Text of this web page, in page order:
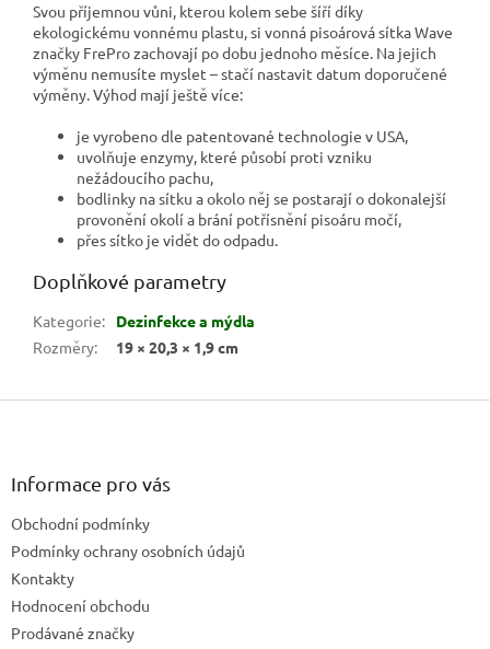
Svou příjemnou vůni, kterou kolem sebe šíří díky
ekologickému vonnému plastu, si vonná pisoárová sítka Wave
značky FrePro zachovají po dobu jednoho měsíce. Na jejich
výměnu nemusíte myslet – stačí nastavit datum doporučené
výměny. Výhod mají ještě více:
je vyrobeno dle patentované technologie v USA,
uvolňuje enzymy, které působí proti vzniku
nežádoucího pachu,
bodlinky na sítku a okolo něj se postarají o dokonalejší
provonění okolí a brání potřísnění pisoáru močí,
přes sítko je vidět do odpadu.
Doplňkové parametry
Kategorie:
Dezinfekce a mýdla
Rozměry: 19 × 20,3 × 1,9 cm
Z
Informace pro vás
Obchodní podmínky
Podmínky ochrany osobních údajů
Kontakty
Hodnocení obchodu
Prodávané značky